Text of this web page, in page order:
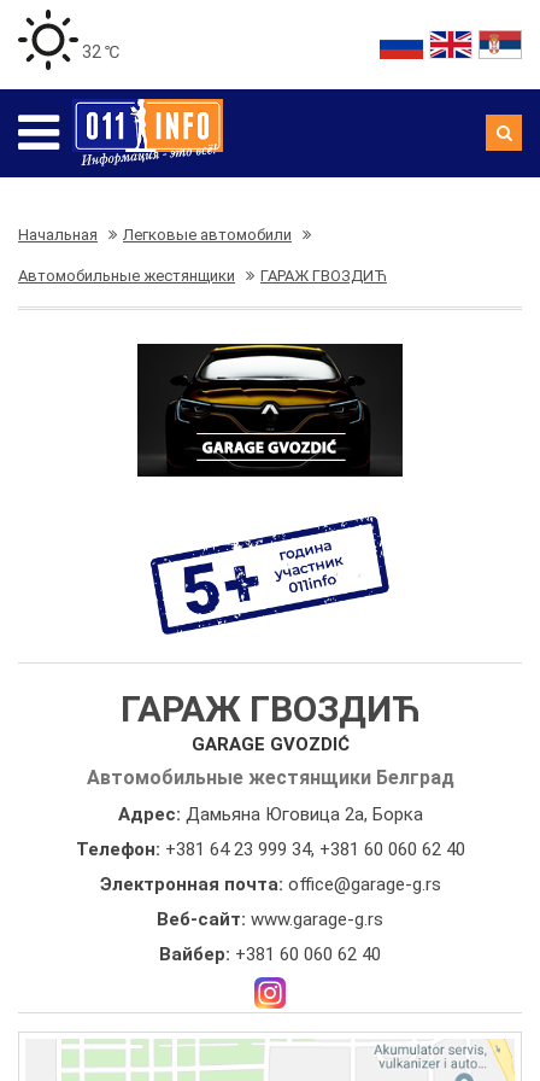
32 ℃
Начальная Легковые автомобили
Автомобильные жестянщики ГАРАЖ ГВОЗДИЋ
ГАРАЖ ГВОЗДИЋ
GARAGE GVOZDIĆ
Автомобильные жестянщики Белград
Адрес: Дамьяна Юговица 2а, Борка
Телефон: +381 64 23 999 34, +381 60 060 62 40
Электронная почта: office@garage-g.rs
Веб-сайт: www.garage-g.rs
Вайбер: +381 60 060 62 40